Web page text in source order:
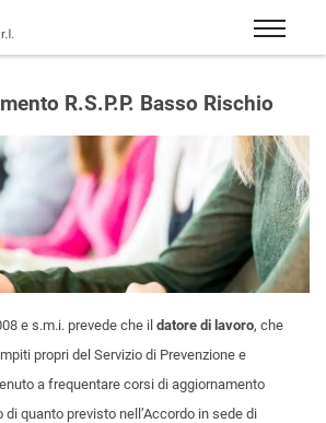
R.S.P.P. Basso Rischio
e s.m.i. prevede che il datore di lavoro, che
propri del Servizio di Prevenzione e
a frequentare corsi di aggiornamento
quanto previsto nell’Accordo in sede di